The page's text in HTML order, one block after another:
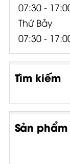
07:30 -
Thứ Bảy
07:30 -
Tìm kiếm
Sản